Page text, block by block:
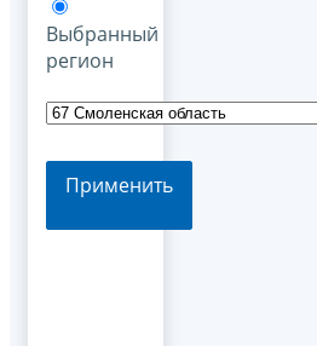
Выбранный
регион
Применить